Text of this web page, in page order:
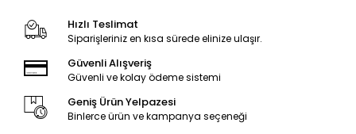
Hızlı Teslimat
Siparişleriniz en kısa sürede elinize ulaşır.
Güvenli Alışveriş
Güvenli ve kolay ödeme sistemi
Geniş Ürün Yelpazesi
Binlerce ürün ve kampanya seçeneği